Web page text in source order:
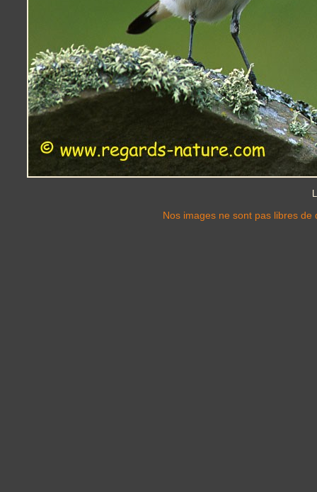
Nos images ne sont pas libres